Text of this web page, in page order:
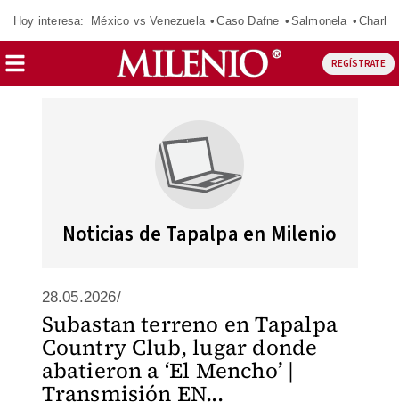
Hoy interesa: México vs Venezuela Caso Dafne Salmonela
REGÍSTRATE
Noticias de Tapalpa en Milenio
28.05.2026/
Subastan terreno en Tapalpa
Country Club, lugar donde
abatieron a ‘El Mencho’ |
Transmisión EN...